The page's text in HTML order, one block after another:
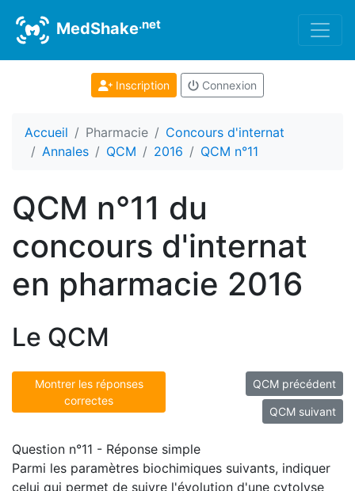
MedShake.net
Inscription Connexion
Accueil Pharmacie
Concours d'internat
Annales
QCM 2016 QCM n°11
QCM n°11 du
concours d'internat
en pharmacie 2016
Le QCM
Montrer les réponses
correctes
QCM précédent
QCM suivant
Question n°11 - Réponse simple
Parmi les paramètres biochimiques suivants, indiquer
celui qui permet de suivre l'évolution d'une cytolyse